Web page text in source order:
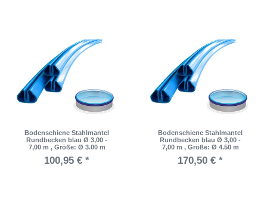
Bodenschiene Stahlmantel
Rundbecken blau Ø 3,00 -
7,00 m , Größe: Ø 3.00 m
100,95 € *
Bodenschiene Stahlmantel
Rundbecken blau Ø 3,00 -
7,00 m , Größe: Ø 4.50 m
170,50 € *